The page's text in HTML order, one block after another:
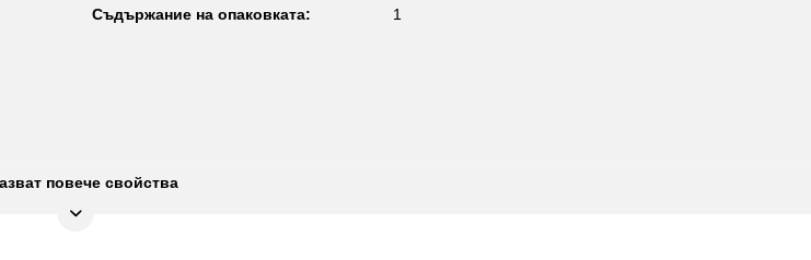
Съдържание на опаковката: 1
повече свойства